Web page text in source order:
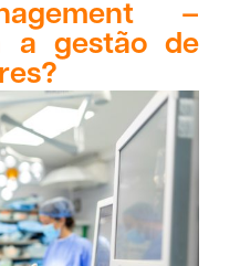
–
a gestão de